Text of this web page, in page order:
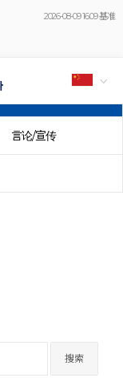
2026-08-09 16:09 基准
言论/宣传